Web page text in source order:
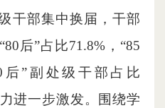
干部集中换届，干部
后”占比71.8%，“85
后”副处级干部占比
进一步激发。围绕学